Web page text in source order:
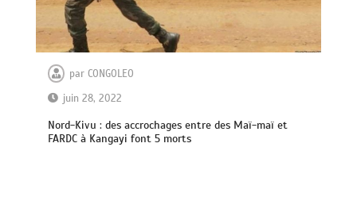
parCONGOLEO
juin 28, 2022
Nord-Kivu : des accrochages entre des Maï-maï et
FARDC à Kangayi font 5 morts